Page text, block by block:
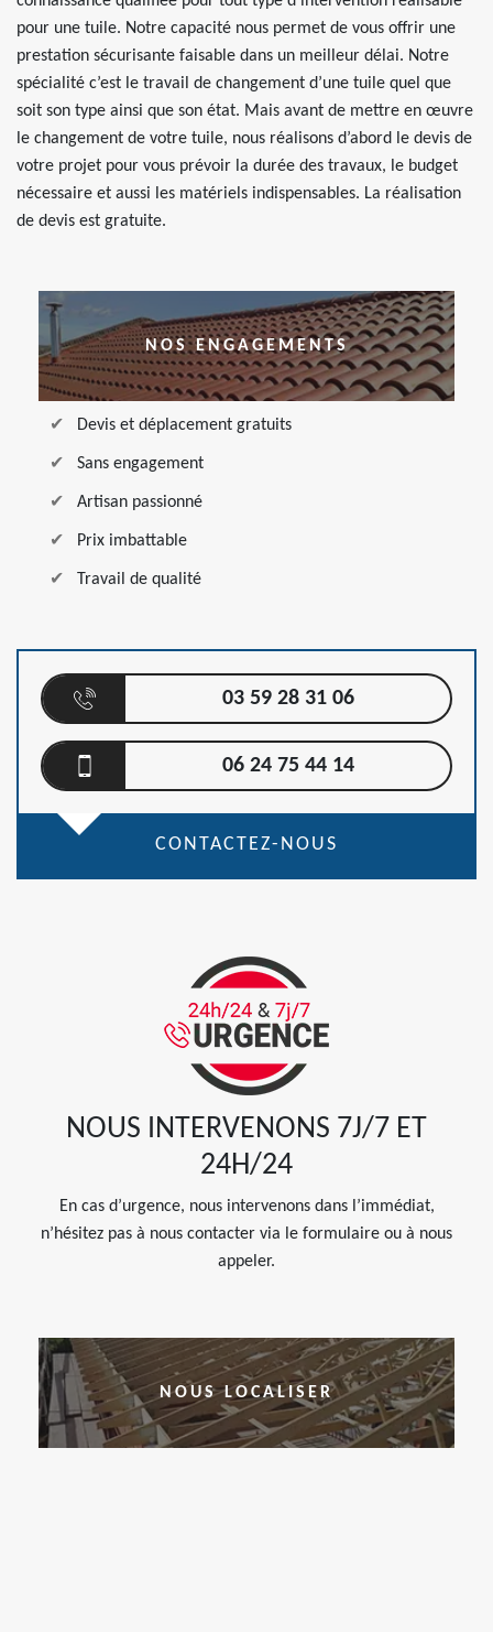
pour une tuile. Notre capacité nous permet de vous offrir une
prestation sécurisante faisable dans un meilleur délai. Notre
spécialité c’est le travail de changement d’une tuile quel que
soit son type ainsi que son état. Mais avant de mettre en œuvre
le changement de votre tuile, nous réalisons d’abord le devis de
votre projet pour vous prévoir la durée des travaux, le budget
nécessaire et aussi les matériels indispensables. La réalisation
de devis est gratuite.
NOS ENGAGEMENTS
Devis et déplacement gratuits
Sans engagement
Artisan passionné
Prix imbattable
Travail de qualité
03 59 28 31 06
06 24 75 44 14
CONTACTEZ-NOUS
NOUS INTERVENONS 7J/7 ET
24H/24
En cas d’urgence, nous intervenons dans l’immédiat,
n’hésitez pas à nous contacter via le formulaire ou à nous
appeler.
NOUS LOCALISER